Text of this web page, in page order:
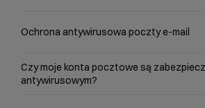
Ochrona antywirusowa poczty e-mail
Czy moje konta pocztowe są
antywirusowym?